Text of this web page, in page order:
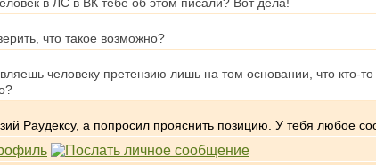
что такое возможно?
человеку претензию лишь на том основании, что кто-
Раудексу, а попросил прояснить позицию. У тебя любое